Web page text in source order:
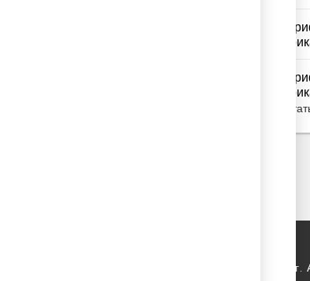
744000, Туркменистан,